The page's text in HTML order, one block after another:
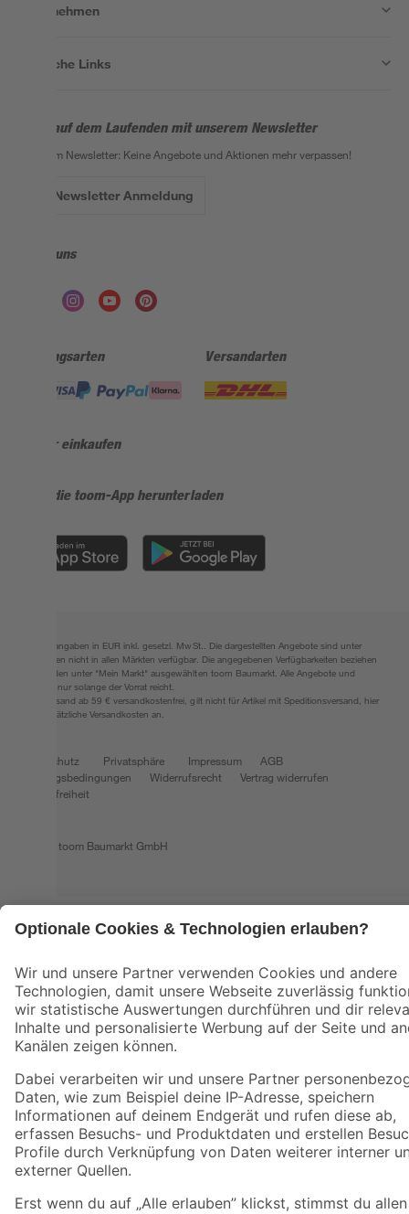
Unternehmen
Nützliche Links
Bleib auf dem Laufenden mit unserem Newsletter
Der toom Newsletter: Keine Angebote und Aktionen mehr verpassen!
Zur Newsletter Anmeldung
Folge uns
Zahlungsarten Versandarten
Sicher einkaufen
Jetzt die toom-App herunterladen
Alle Preisangaben in EUR inkl. gesetzl. MwSt.. Die dargestellten Angebote sind unter
Umständen nicht in allen Märkten verfügbar. Die angegebenen Verfügbarkeiten beziehen
sich auf den unter "Mein Markt" ausgewählten toom Baumarkt. Alle Angebote und
Produkte nur solange der Vorrat reicht.
*Paketversand ab 59 € versandkostenfrei, gilt nicht für Artikel mit Speditionsversand, hier
fallen zusätzliche Versandkosten an.
Datenschutz Privatsphäre Impressum
AGB
Nutzungsbedingungen
Widerrufsrecht
Vertrag widerrufen
Barrierefreiheit
© 2026 toom Baumarkt GmbH